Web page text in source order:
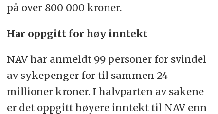
på over 800 000 kroner.
Har oppgitt for høy inntekt
NAV har anmeldt 99 personer for svindel
av sykepenger for til sammen 24
millioner kroner. I halvparten av sakene
er det oppgitt høyere inntekt til NAV enn